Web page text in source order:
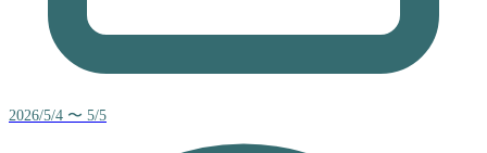
2026/5/4 〜 5/5